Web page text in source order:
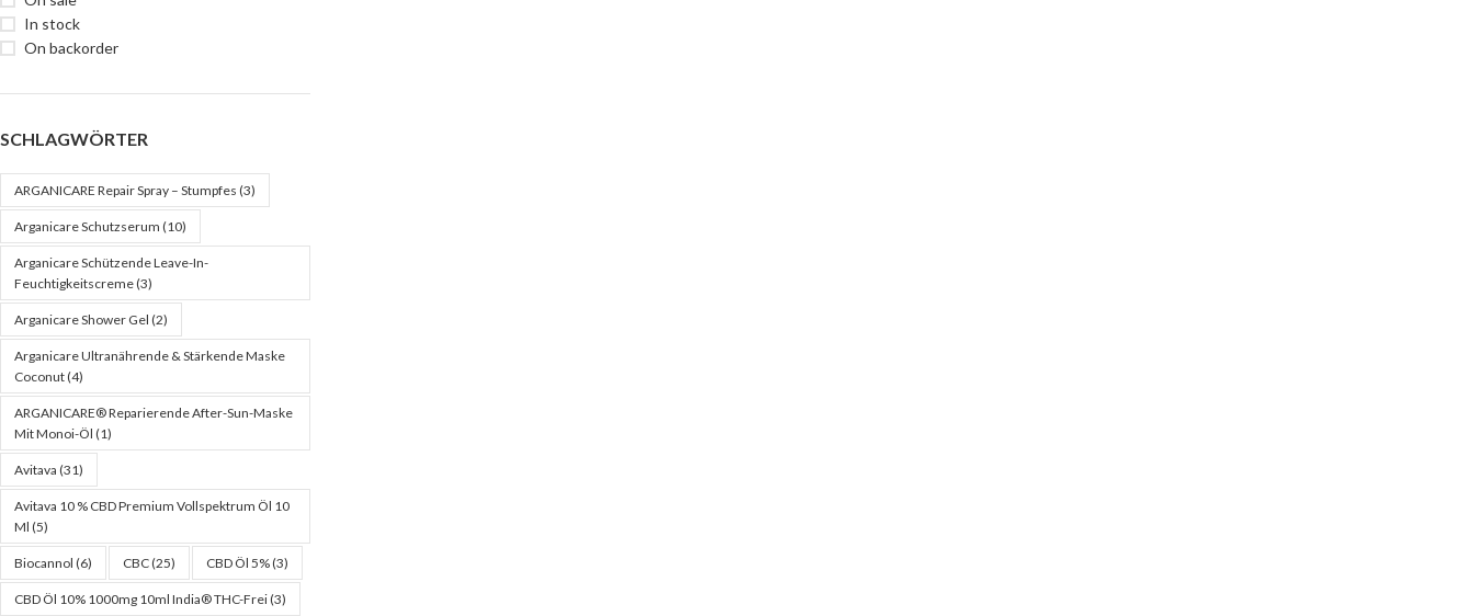
In stock
On backorder
SCHLAGWÖRTER
ARGANICARE Repair Spray – Stumpfes (3)
Arganicare Schutzserum (10)
Arganicare Schützende Leave-In-
Feuchtigkeitscreme(3)
Arganicare Shower Gel (2)
Arganicare Ultranährende & Stärkende Maske
Coconut(4)
ARGANICARE® Reparierende After-Sun-Maske
Mit Monoi-Öl (1)
Avitava (31)
Avitava 10 % CBD Premium Vollspektrum Öl 10
Ml (5)
Biocannol (6) CBC(25) CBD Öl 5%(3)
CBD Öl 10% 1000mg 10ml India® THC-Frei(3)